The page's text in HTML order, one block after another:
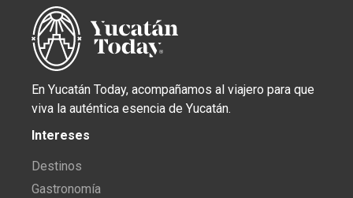
En Yucatán Today, acompañamos al viajero para que
viva la auténtica esencia de Yucatán.
Intereses
Destinos
Gastronomía